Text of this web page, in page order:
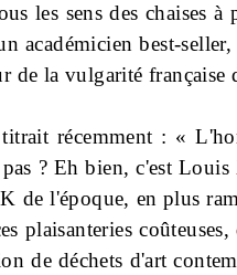
les sens des chaises à
académicien best-
de la vulgarité française
récemment : «
? Eh bien, c'est
de l'époque, en plus
plaisanteries
de déchets d'art